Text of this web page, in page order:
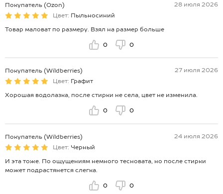
Покупатель (Ozon)
28 июля 2026
Цвет: Пыльносиний
Товар маловат по размеру. Взял на размер больше
0 0
Покупатель (Wildberries)
27 июля 2026
Цвет: Графит
Хорошая водолазка, после стирки не села, цвет не изменила.
0 0
Покупатель (Wildberries)
24 июля 2026
Цвет: Черный
И эта тоже. По ощущениям немного тесновата, но после стирки
может подрастянется слегка.
0 0